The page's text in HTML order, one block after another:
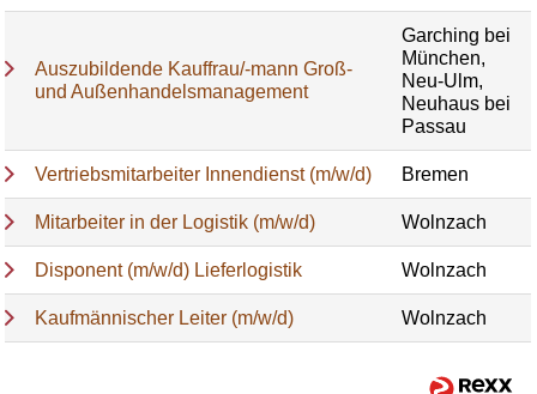
Auszubildende Kauffrau/-mann Groß-
und Außenhandelsmanagement
Garching bei
München,
Neu-Ulm,
Neuhaus bei
Passau
Vertriebsmitarbeiter Innendienst (m/w/d) Bremen
Mitarbeiter in der Logistik (m/w/d) Wolnzach
Disponent (m/w/d) Lieferlogistik Wolnzach
Kaufmännischer Leiter (m/w/d) Wolnzach